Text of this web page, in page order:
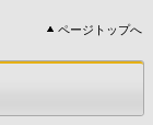
ページトップへ